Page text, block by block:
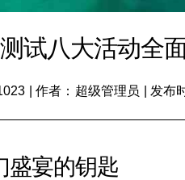
试八大活动全
|作者：超级管理员 发布
宴的钥匙